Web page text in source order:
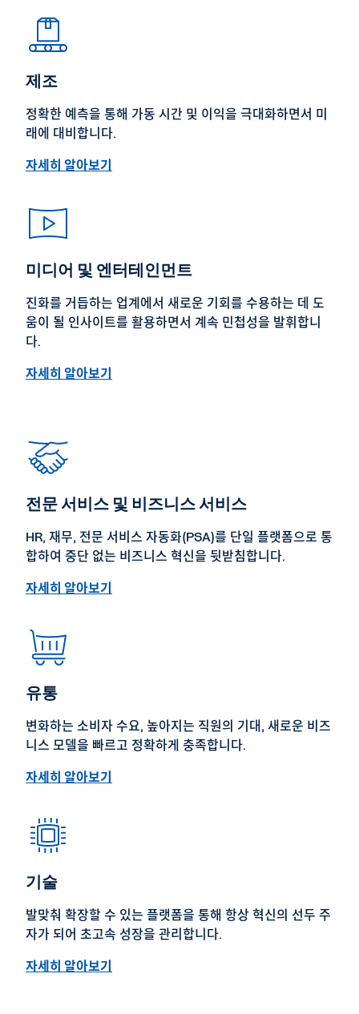
제조
정확한 예측을 통해 가동 시간 및 이익을 극대화하면서 미
래에 대비합니다.
자세히 알아보기
미디어 및 엔터테인먼트
진화를 거듭하는 업계에서 새로운 기회를 수용하는 데 도
움이 될 인사이트를 활용하면서 계속 민첩성을 발휘합니
다.
자세히 알아보기
전문 서비스 및 비즈니스 서비스
HR, 재무, 전문 서비스 자동화(PSA)를 단일 플랫폼으로 통
합하여 중단 없는 비즈니스 혁신을 뒷받침합니다.
자세히 알아보기
유통
변화하는 소비자 수요, 높아지는 직원의 기대, 새로운 비즈
니스 모델을 빠르고 정확하게 충족합니다.
자세히 알아보기
기술
발맞춰 확장할 수 있는 플랫폼을 통해 항상 혁신의 선두 주
자가 되어 초고속 성장을 관리합니다.
자세히 알아보기